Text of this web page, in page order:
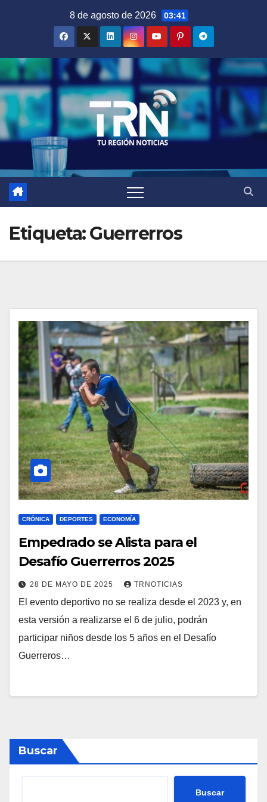
8 de agosto de 2026 03:41
Etiqueta:Guerrerros
CRÓNICA DEPORTES ECONOMÍA
Empedrado se Alista para el
Desafío Guerrerros 2025
28 DE MAYO DE 2025 TRNOTICIAS
El evento deportivo no se realiza desde el 2023 y, en
esta versión a realizarse el 6 de julio, podrán
participar niños desde los 5 años en el Desafío
Guerreros…
Buscar
Buscar